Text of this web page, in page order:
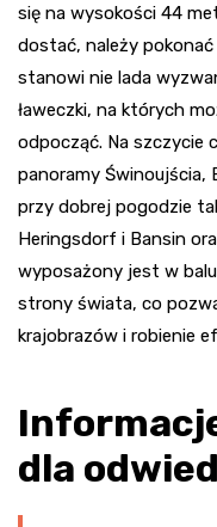
się na wysokości 44
dostać, należy
stanowi nie lada
ławeczki, na których
odpocząć. Na szczycie
panoramy Świnoujścia,
przy dobrej pogodzie
Heringsdorf i Bansin
wyposażony jest w
strony świata, co
krajobrazów i robienie
dla